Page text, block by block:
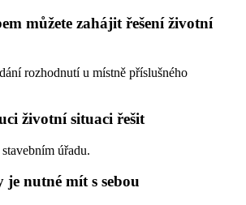
můžete zahájit řešení životní
rozhodnutí u místně příslušného
životní situaci řešit
úřadu.
je nutné mít s sebou